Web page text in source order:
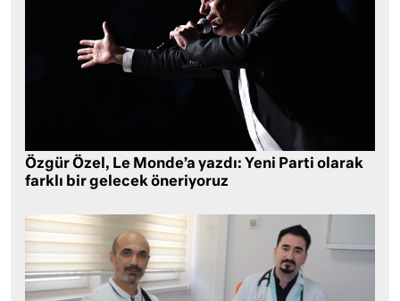
Özgür Özel, Le Monde’a yazdı: Yeni Parti olarak
farklı bir gelecek öneriyoruz